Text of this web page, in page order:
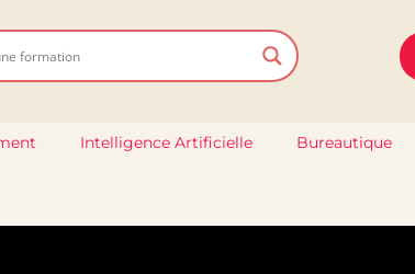
Intelligence Artificielle Bureautique